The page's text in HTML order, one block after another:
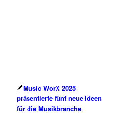
Music WorX 2025
präsentierte fünf neue Ideen
für die Musikbranche